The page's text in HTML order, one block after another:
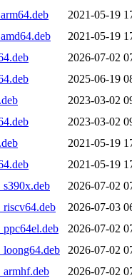
2021-05-19
2021-05-19
2026-07-02
2025-06-19
2023-03-02
2023-03-02
2021-05-19
2021-05-19
2026-07-02
2026-07-03
2026-07-02
2026-07-02
2026-07-02